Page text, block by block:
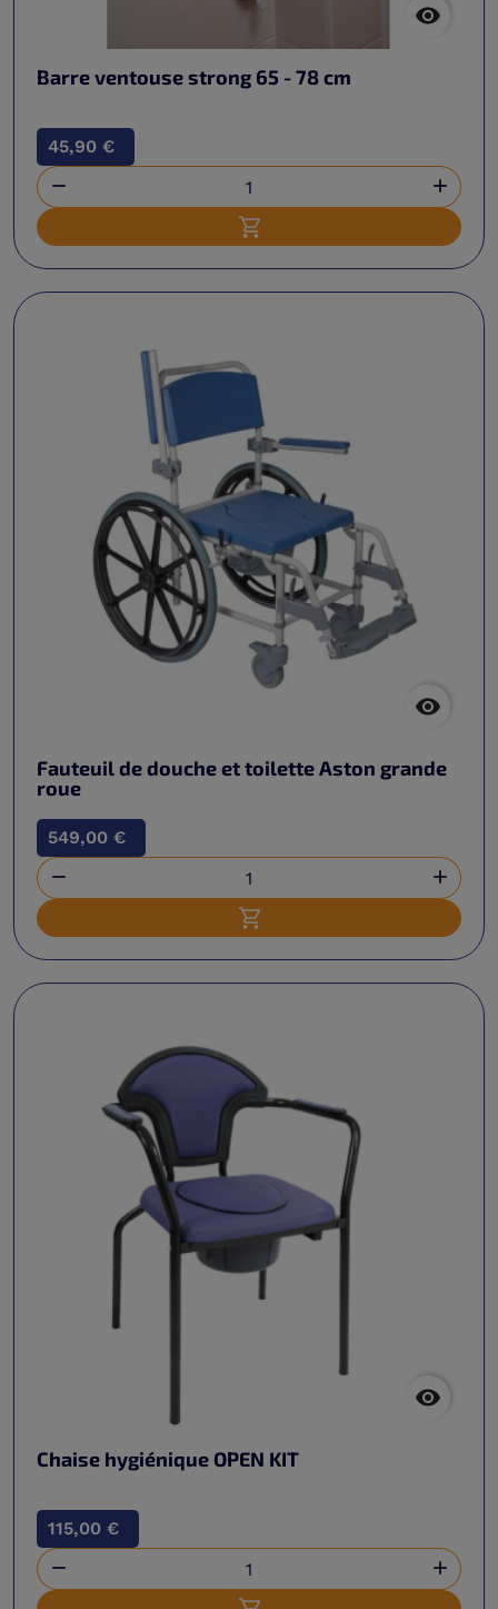

Barre ventouse strong 65 - 78 cm
45,90 €
 
Ajouter au panier

Fauteuil de douche et toilette Aston grande
roue
549,00 €
 
Ajouter au panier

Chaise hygiénique OPEN KIT
115,00 €
 